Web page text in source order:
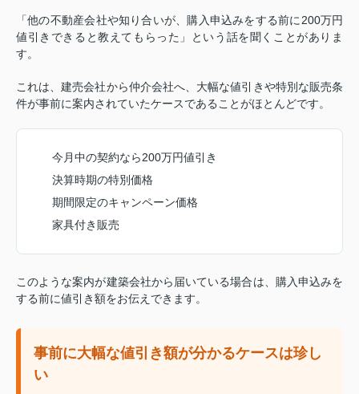
「他の不動産会社や知り合いが、購入申込みをする前に200万円
値引きできると教えてもらった」という話を聞くことがありま
す。
これは、建売会社から仲介会社へ、大幅な値引きや特別な販売条
件が事前に案内されていたケースであることがほとんどです。
今月中の契約なら200万円値引き
決算時期の特別価格
期間限定のキャンペーン価格
家具付き販売
このような案内が建築会社から届いている場合は、購入申込みを
する前に値引き額をお伝えできます。
事前に大幅な値引き額が分かるケースは珍し
い